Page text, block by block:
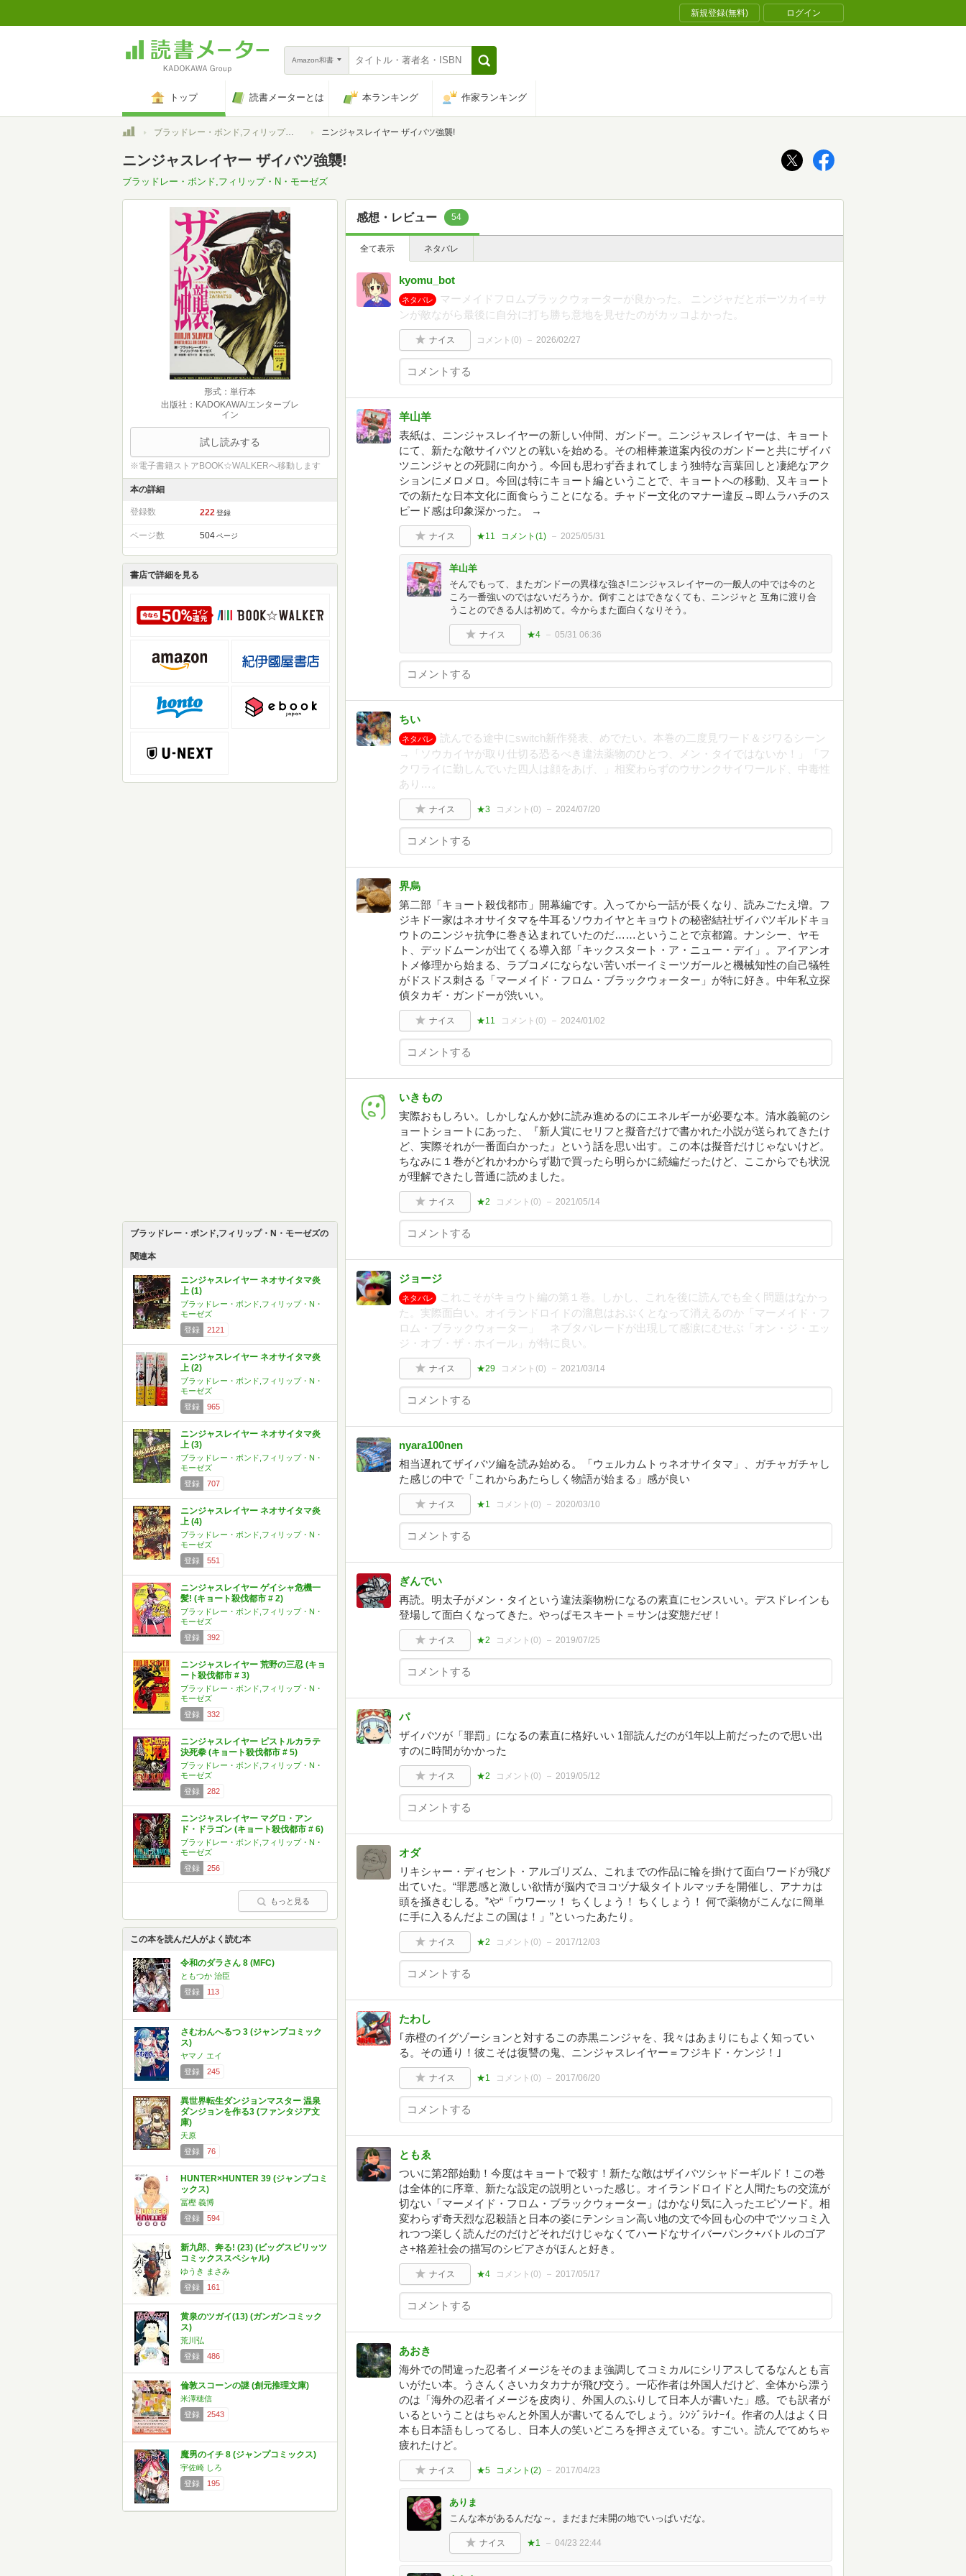
新規登録(無料) ログイン
Amazon和書
トップ 読書メーターとは 本ランキング 作家ランキング
トップブラッドレー・ボンド,フィリップ・N・モーゼズ ニンジャスレイヤー ザイバツ強襲!
ニンジャスレイヤー ザイバツ強襲!
ブラッドレー・ボンド,フィリップ・N・モーゼズ
形式：単行本
出版社：KADOKAWA/エンターブレ
イン
試し読みする
※電子書籍ストアBOOK☆WALKERへ移動します
本の詳細
登録数 222 登録
ページ数 504 ページ
書店で詳細を見る
ブラッドレー・ボンド,フィリップ・N・モーゼズの
関連本
ニンジャスレイヤー ネオサイタマ炎
上 (1)
ブラッドレー・ボンド,フィリップ・N・
モーゼズ
登録
2121
ニンジャスレイヤー ネオサイタマ炎
上 (2)
ブラッドレー・ボンド,フィリップ・N・
モーゼズ
登録
965
ニンジャスレイヤー ネオサイタマ炎
上 (3)
ブラッドレー・ボンド,フィリップ・N・
モーゼズ
登録
707
ニンジャスレイヤー ネオサイタマ炎
上 (4)
ブラッドレー・ボンド,フィリップ・N・
モーゼズ
登録
551
ニンジャスレイヤー ゲイシャ危機一
髪! (キョート殺伐都市 # 2)
ブラッドレー・ボンド,フィリップ・N・
モーゼズ
登録
392
ニンジャスレイヤー 荒野の三忍 (キョ
ート殺伐都市 # 3)
ブラッドレー・ボンド,フィリップ・N・
モーゼズ
登録
332
ニンジャスレイヤー ピストルカラテ
決死拳 (キョート殺伐都市 # 5)
ブラッドレー・ボンド,フィリップ・N・
モーゼズ
登録
282
ニンジャスレイヤー マグロ・アン
ド・ドラゴン (キョート殺伐都市 # 6)
ブラッドレー・ボンド,フィリップ・N・
モーゼズ
登録
256
もっと見る
この本を読んだ人がよく読む本
令和のダラさん 8 (MFC)
ともつか 治臣
登録
113
さむわんへるつ 3 (ジャンプコミック
ス)
ヤマノ エイ
登録
245
異世界転生ダンジョンマスター 温泉
ダンジョンを作る3 (ファンタジア文
庫)
天原
登録
76
HUNTER×HUNTER 39 (ジャンプコミ
ックス)
冨樫 義博
登録
594
新九郎、奔る! (23) (ビッグスピリッツ
コミックススペシャル)
ゆうき まさみ
登録
161
黄泉のツガイ(13) (ガンガンコミック
ス)
荒川弘
登録
486
倫敦スコーンの謎 (創元推理文庫)
米澤穂信
登録
2543
魔男のイチ 8 (ジャンプコミックス)
宇佐崎 しろ
登録
195
感想・レビュー 54
全て表示 ネタバレ
kyomu_bot
ネタバレ
マーメイドフロムブラックウォーターが良かった。 ニンジャだとボーツカイ=サ
ンが敵ながら最後に自分に打ち勝ち意地を見せたのがカッコよかった。
ナイス コメント(0) 2026/02/27
羊山羊
表紙は、ニンジャスレイヤーの新しい仲間、ガンドー。ニンジャスレイヤーは、キョート
にて、新たな敵サイバツとの戦いを始める。その相棒兼道案内役のガンドーと共にザイバ
ツニンジャとの死闘に向かう。今回も思わず呑まれてしまう独特な言葉回しと凄絶なアク
ションにメロメロ。今回は特にキョート編ということで、キョートへの移動、又キョート
での新たな日本文化に面食らうことになる。チャドー文化のマナー違反→即ムラハチのス
ピード感は印象深かった。 →
ナイス ★11 コメント(1) 2025/05/31
羊山羊
そんでもって、またガンドーの異様な強さ!ニンジャスレイヤーの一般人の中では今のと
ころ一番強いのではないだろうか。倒すことはできなくても、ニンジャと 互角に渡り合
うことのできる人は初めて。今からまた面白くなりそう。
ナイス ★4 05/31 06:36
ちい
ネタバレ
読んでる途中にswitch新作発表、めでたい。本巻の二度見ワード＆ジワるシーン
→「ソウカイヤが取り仕切る恐るべき違法薬物のひとつ、メン・タイではないか！」「フ
クワライに勤しんでいた四人は顔をあげ、」相変わらずのウサンクサイワールド、中毒性
あり…。
ナイス ★3 コメント(0) 2024/07/20
界烏
第二部「キョート殺伐都市」開幕編です。入ってから一話が長くなり、読みごたえ増。フ
ジキド一家はネオサイタマを牛耳るソウカイヤとキョウトの秘密結社ザイバツギルドキョ
ウトのニンジャ抗争に巻き込まれていたのだ……ということで京都篇。ナンシー、ヤモ
ト、デッドムーンが出てくる導入部「キックスタート・ア・ニュー・デイ」。アイアンオ
トメ修理から始まる、ラブコメにならない苦いボーイミーツガールと機械知性の自己犠牲
がドスドス刺さる「マーメイド・フロム・ブラックウォーター」が特に好き。中年私立探
偵タカギ・ガンドーが渋いい。
ナイス ★11 コメント(0) 2024/01/02
いきもの
実際おもしろい。しかしなんか妙に読み進めるのにエネルギーが必要な本。清水義範のシ
ョートショートにあった、『新人賞にセリフと擬音だけで書かれた小説が送られてきたけ
ど、実際それが一番面白かった』という話を思い出す。この本は擬音だけじゃないけど。
ちなみに１巻がどれかわからず勘で買ったら明らかに続編だったけど、ここからでも状況
が理解できたし普通に読めました。
ナイス ★2 コメント(0) 2021/05/14
ジョージ
ネタバレ
これこそがキョウト編の第１巻。しかし、これを後に読んでも全く問題はなかっ
た。実際面白い。オイランドロイドの溜息はおぶくとなって消えるのか「マーメイド・フ
ロム・ブラックウォーター」 ネブタパレードが出現して感涙にむせぶ「オン・ジ・エッ
ジ・オブ・ザ・ホイール」が特に良い。
ナイス ★29 コメント(0) 2021/03/14
nyara100nen
相当遅れてザイバツ編を読み始める。「ウェルカムトゥネオサイタマ」、ガチャガチャし
た感じの中で「これからあたらしく物語が始まる」感が良い
ナイス ★1 コメント(0) 2020/03/10
ぎんでい
再読。明太子がメン・タイという違法薬物粉になるの素直にセンスいい。デスドレインも
登場して面白くなってきた。やっぱモスキート＝サンは変態だぜ！
ナイス ★2 コメント(0) 2019/07/25
パ
ザイバツが「罪罰」になるの素直に格好いい 1部読んだのが1年以上前だったので思い出
すのに時間がかかった
ナイス ★2 コメント(0) 2019/05/12
オダ
リキシャー・ディセント・アルゴリズム、これまでの作品に輪を掛けて面白ワードが飛び
出ていた。“罪悪感と激しい欲情が脳内でヨコヅナ級タイトルマッチを開催し、アナカは
頭を掻きむしる。”や“「ウワーッ！ ちくしょう！ ちくしょう！ 何で薬物がこんなに簡単
に手に入るんだよこの国は！」”といったあたり。
ナイス ★2 コメント(0) 2017/12/03
たわし
｢赤橙のイグゾーションと対するこの赤黒ニンジャを、我々はあまりにもよく知ってい
る。その通り！彼こそは復讐の鬼、ニンジャスレイヤー＝フジキド・ケンジ！｣
ナイス ★1 コメント(0) 2017/06/20
ともゑ
ついに第2部始動！今度はキョートで殺す！新たな敵はザイバツシャドーギルド！この巻
は全体的に序章、新たな設定の説明といった感じ。オイランドロイドと人間たちの交流が
切ない「マーメイド・フロム・ブラックウォーター」はかなり気に入ったエピソード。相
変わらず奇天烈な忍殺語と日本の姿にテンション高い地の文で今回も心の中でツッコミ入
れつつ楽しく読んだのだけどそれだけじゃなくてハードなサイバーパンク+バトルのゴア
さ+格差社会の描写のシビアさがほんと好き。
ナイス ★4 コメント(0) 2017/05/17
あおき
海外での間違った忍者イメージをそのまま強調してコミカルにシリアスしてるなんとも言
いがたい本。うさんくさいカタカナが飛び交う。一応作者は外国人だけど、全体から漂う
のは「海外の忍者イメージを皮肉り、外国人のふりして日本人が書いた」感。でも訳者が
いるということはちゃんと外国人が書いてるんでしょう。ｼﾝｼﾞﾗﾚﾅｰｲ。作者の人はよく日
本も日本語もしってるし、日本人の笑いどころを押さえている。すごい。読んでてめちゃ
疲れたけど。
ナイス ★5 コメント(2) 2017/04/23
ありま
こんな本があるんだな～。まだまだ未開の地でいっぱいだな。
ナイス ★1 04/23 22:44